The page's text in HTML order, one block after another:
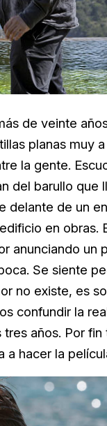
de veinte
planas muy
la gente.
del barullo que
delante de un
en obras.
anunciando un
Se siente
no existe, es
confundir la
años. Por
a hacer la